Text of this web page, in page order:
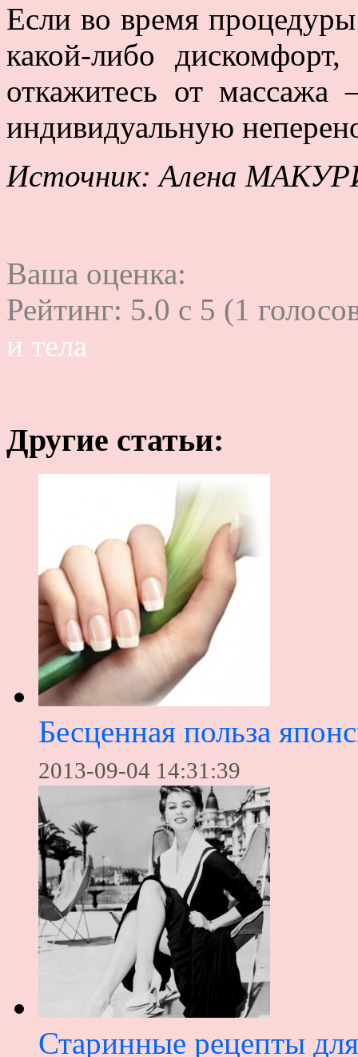
Если во время
какой-либо
откажитесь от
индивидуальную
Источник: Алена
Ваша оценка:
Рейтинг: 5.0 c 5 (1
и тела
Другие статьи:
Бесценная польза
2013-09-04 14:31:39
Старинные рецепты